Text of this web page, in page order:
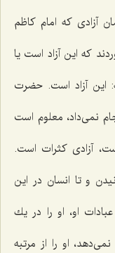
آزادی كه امام كاظم
كه این آزاد است یا
آزاد است. حضرت
نمی‌داد، معلوم است
آزادی كثرات است.
و تا انسان در این
او، او را در یك
او را از مرتبه